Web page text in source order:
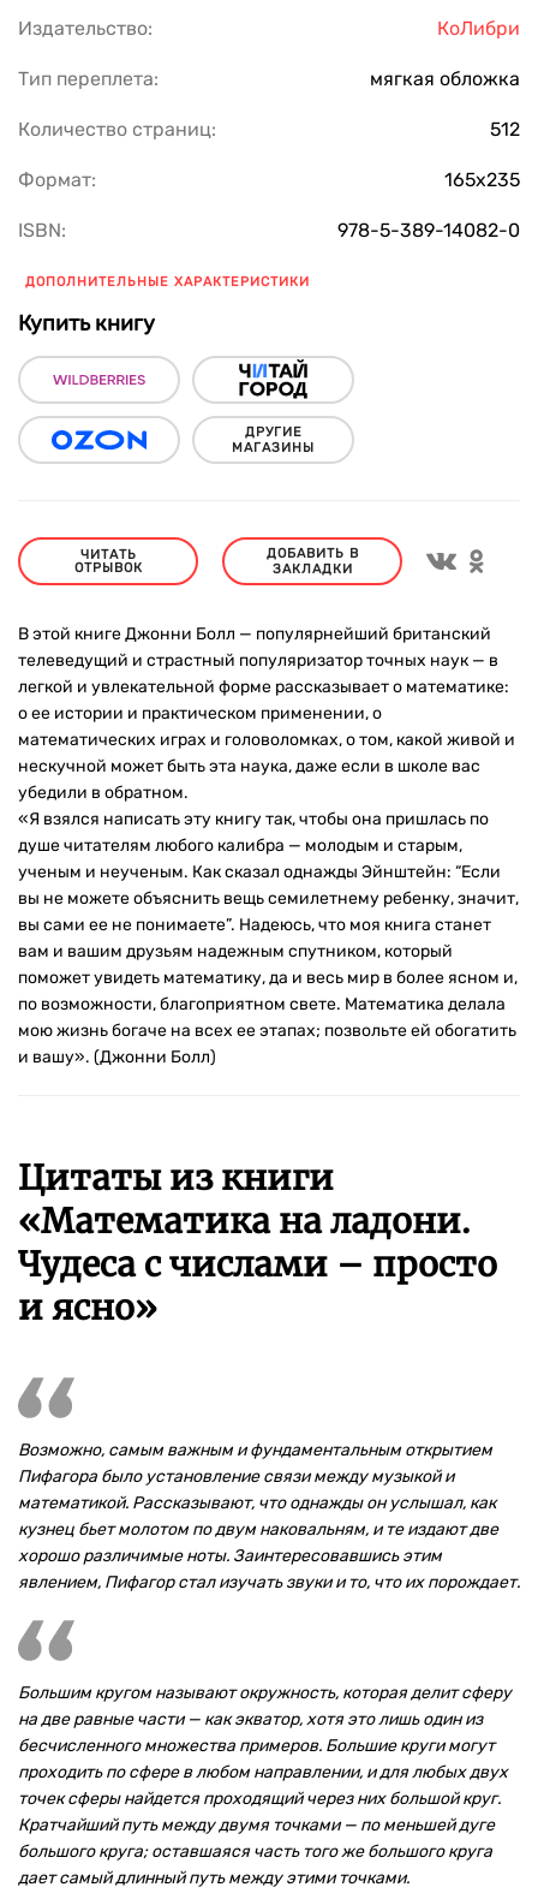
Издательство: КоЛибри
Тип переплета: мягкая обложка
Количество страниц: 512
Формат: 165х235
ISBN: 978-5-389-14082-0
ДОПОЛНИТЕЛЬНЫЕ ХАРАКТЕРИСТИКИ
Купить книгу
ДРУГИЕ
МАГАЗИНЫ
ЧИТАТЬ
ОТРЫВОК
ДОБАВИТЬ В
ЗАКЛАДКИ
В этой книге Джонни Болл — популярнейший британский
телеведущий и страстный популяризатор точных наук — в
легкой и увлекательной форме рассказывает о математике:
о ее истории и практическом применении, о
математических играх и головоломках, о том, какой живой и
нескучной может быть эта наука, даже если в школе вас
убедили в обратном.
«Я взялся написать эту книгу так, чтобы она пришлась по
душе читателям любого калибра — молодым и старым,
ученым и неученым. Как сказал однажды Эйнштейн: “Если
вы не можете объяснить вещь семилетнему ребенку, значит,
вы сами ее не понимаете”. Надеюсь, что моя книга станет
вам и вашим друзьям надежным спутником, который
поможет увидеть математику, да и весь мир в более ясном и,
по возможности, благоприятном свете. Математика делала
мою жизнь богаче на всех ее этапах; позвольте ей обогатить
и вашу». (Джонни Болл)
Цитаты из книги
«Математика на ладони.
Чудеса с числами – просто
и ясно»
Возможно, самым важным и фундаментальным открытием
Пифагора было установление связи между музыкой и
математикой. Рассказывают, что однажды он услышал, как
кузнец бьет молотом по двум наковальням, и те издают две
хорошо различимые ноты. Заинтересовавшись этим
явлением, Пифагор стал изучать звуки и то, что их порождает.
Большим кругом называют окружность, которая делит сферу
на две равные части — как экватор, хотя это лишь один из
бесчисленного множества примеров. Большие круги могут
проходить по сфере в любом направлении, и для любых двух
точек сферы найдется проходящий через них большой круг.
Кратчайший путь между двумя точками — по меньшей дуге
большого круга; оставшаяся часть того же большого круга
дает самый длинный путь между этими точками.